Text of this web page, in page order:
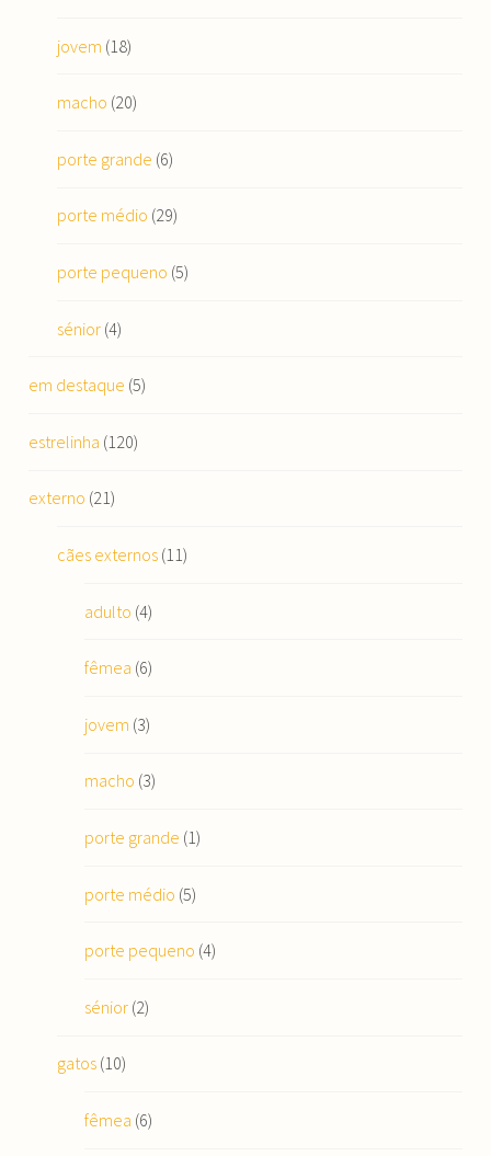
jovem (18)
macho (20)
porte grande (6)
porte médio (29)
porte pequeno (5)
sénior(4)
em destaque (5)
estrelinha (120)
externo (21)
cães externos(11)
adulto (4)
fêmea (6)
jovem (3)
macho (3)
porte grande (1)
porte médio (5)
porte pequeno (4)
sénior (2)
gatos(10)
fêmea (6)